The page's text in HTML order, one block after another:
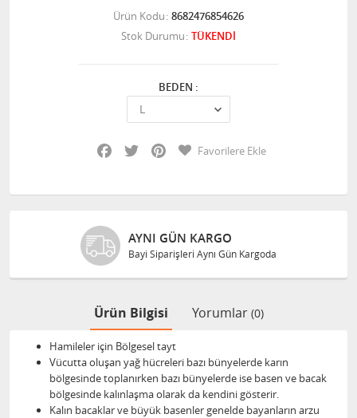
Ürün Kodu 8682476854626
Stok Durumu TÜKENDİ
BEDEN :
Facebook
Twitter PinterestFavorilere Ekle
AYNI GÜN KARGO
Bayi Siparişleri Aynı Gün Kargoda
Ürün Bilgisi Yorumlar (0)
Hamileler için Bölgesel tayt
Vücutta oluşan yağ hücreleri bazı bünyelerde karın
bölgesinde toplanırken bazı bünyelerde ise basen ve bacak
bölgesinde kalınlaşma olarak da kendini gösterir.
Kalın bacaklar ve büyük basenler genelde bayanların arzu